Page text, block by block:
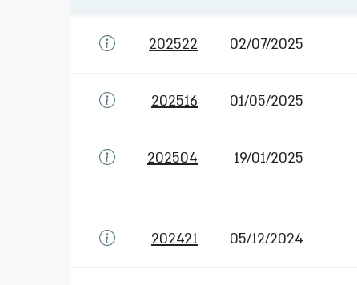
02/07/2025
202522
01/05/2025
202516
19/01/2025
202504
05/12/2024
202421